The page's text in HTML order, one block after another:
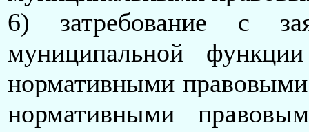
6) затребование с
муниципальной
нормативными
нормативными